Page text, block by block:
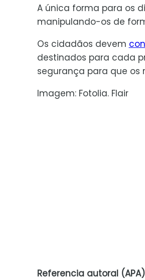
A única forma para os
manipulando-os de
Os cidadãos devem
destinados para cada
segurança para que os
Imagem: Fotolia. Flair
Referencia autoral (APA)